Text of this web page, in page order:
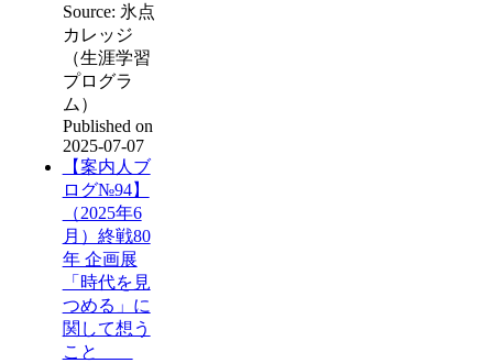
Source: 氷点
カレッジ
（生涯学習
プログラ
ム）
Published on
2025-07-07
【案内人ブ
ログ№94】
（2025年6
月）終戦80
年 企画展
「時代を見
つめる」に
関して想う
こと